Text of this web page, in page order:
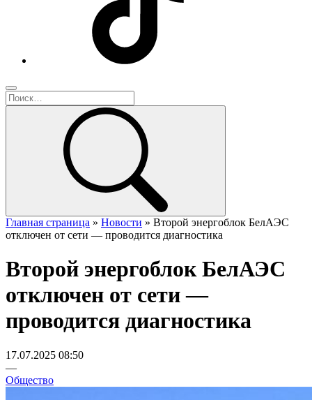
Главная страница » Новости » Второй энергоблок БелАЭС
отключен от сети — проводится диагностика
Второй энергоблок БелАЭС
отключен от сети —
проводится диагностика
17.07.2025 08:50
—
Общество